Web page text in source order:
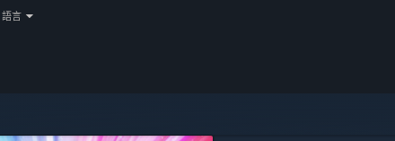
語言